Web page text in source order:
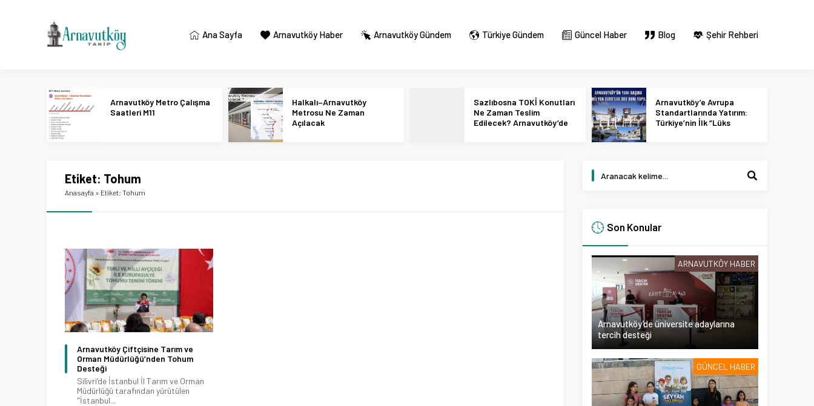
Ana Sayfa Arnavutköy Haber Arnavutköy Gündem Türkiye Gündem Güncel Haber Blog Şehir Rehberi
Arnavutköy Metro Çalışma
Saatleri M11
Halkalı–Arnavutköy
Metrosu Ne Zaman
Açılacak
Sazlıbosna TOKİ Konutları
Ne Zaman Teslim
Edilecek? Arnavutköy’de
Arnavutköy’e Avrupa
Standartlarında Yatırım:
Türkiye’nin İlk “Lüks
Etiket: Tohum
Anasayfa » Etiket: Tohum
Arnavutköy Çiftçisine Tarım ve
Orman Müdürlüğü’nden Tohum
Desteği
Silivri’de İstanbul İl Tarım ve Orman
Müdürlüğü tarafından yürütülen
"İstanbul...
Son Konular
ARNAVUTKÖY HABER
Arnavutköy’de üniversite adaylarına
tercih desteği
GÜNCEL HABER